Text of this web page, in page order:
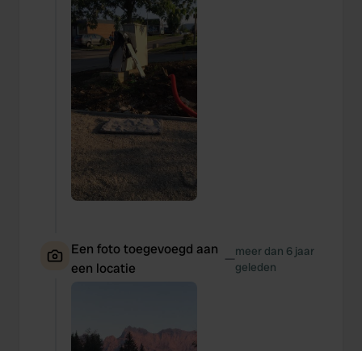
Een foto toegevoegd aan
een locatie
—meer dan 6 jaar
geleden